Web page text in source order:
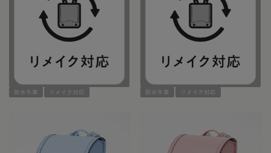
防水牛革 リメイク対応 防水牛革 リメイク対応